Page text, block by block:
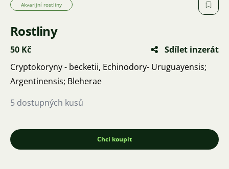
Akvarijní rostliny
Rostliny
50 Kč
Sdílet inzerát
Cryptokoryny - becketii, Echinodory- Uruguayensis;
Argentinensis; Bleherae
5 dostupných kusů
Chci koupit